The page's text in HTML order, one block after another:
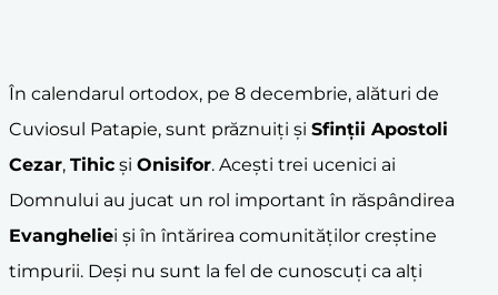
În calendarul ortodox, pe 8 decembrie, alături de
Cuviosul Patapie, sunt prăznuiți și Sfinții Apostoli
Cezar, Tihic și Onisifor. Acești trei ucenici ai
Domnului au jucat un rol important în răspândirea
Evangheliei și în întărirea comunităților creștine
timpurii. Deși nu sunt la fel de cunoscuți ca alți